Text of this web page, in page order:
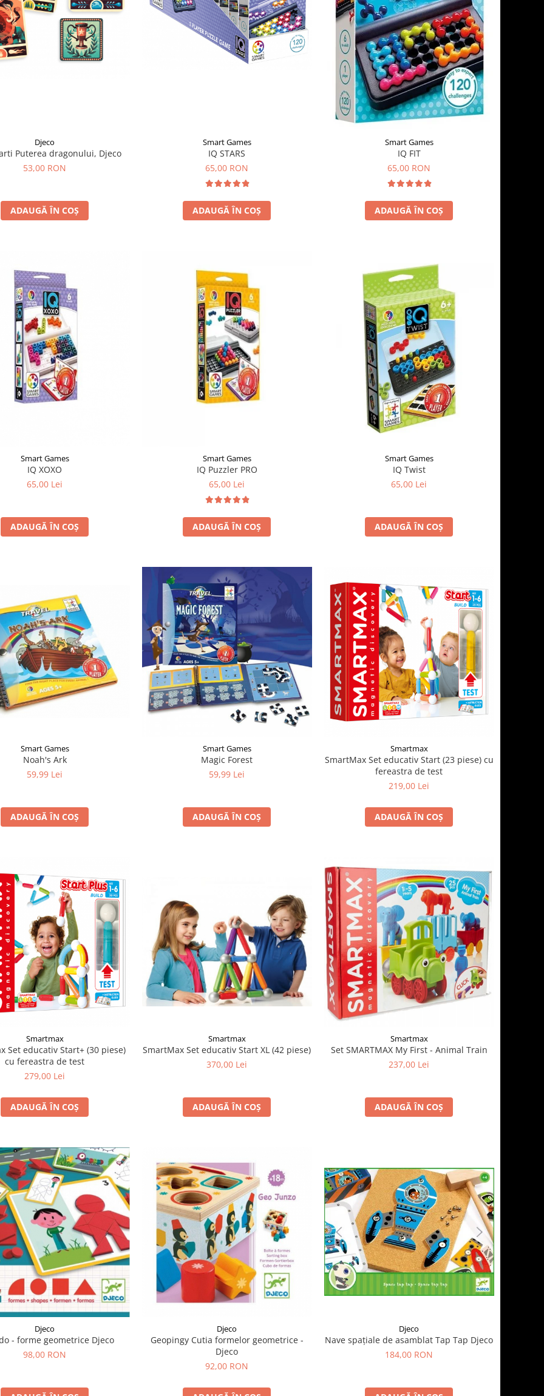
Djeco
Puterea dragonului, Djeco
53,00 RON
ADAUGĂ ÎN COȘ
Smart Games
IQ STARS
65,00 RON
ADAUGĂ ÎN COȘ
Smart Games
IQ FIT
65,00 RON
ADAUGĂ ÎN COȘ
Smart Games
IQ XOXO
65,00 Lei
ADAUGĂ ÎN COȘ
Smart Games
IQ Puzzler PRO
65,00 Lei
ADAUGĂ ÎN COȘ
Smart Games
IQ Twist
65,00 Lei
ADAUGĂ ÎN COȘ
Smart Games
Noah's Ark
59,99 Lei
ADAUGĂ ÎN COȘ
Smart Games
Magic Forest
59,99 Lei
ADAUGĂ ÎN COȘ
Smartmax
SmartMax Set educativ Start (23 piese) cu
fereastra de test
219,00 Lei
ADAUGĂ ÎN COȘ
Smartmax
Set educativ Start+ (30 piese)
cu fereastra de test
279,00 Lei
ADAUGĂ ÎN COȘ
Smartmax
SmartMax Set educativ Start XL (42 piese)
370,00 Lei
ADAUGĂ ÎN COȘ
Smartmax
Set SMARTMAX My First - Animal Train
237,00 Lei
ADAUGĂ ÎN COȘ
Djeco
- forme geometrice Djeco
98,00 RON
Djeco
Geopingy Cutia formelor geometrice -
Djeco
92,00 RON
Djeco
Nave spațiale de asamblat Tap Tap Djeco
184,00 RON